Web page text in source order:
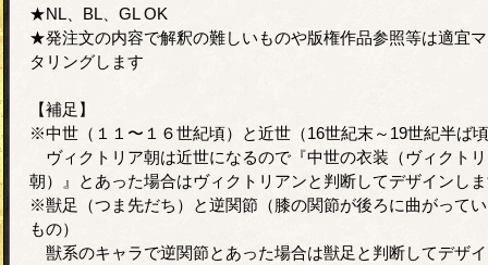
★NL、BL、GL OK
★発注文の内容で解釈の難しいものや版権作品参照等は適宜
タリングします
【補足】
※中世（１１〜１６世紀頃）と近世（16世紀末～19世紀半ば
ヴィクトリア朝は近世になるので『中世の衣装（ヴィクト
朝）』とあった場合はヴィクトリアンと判断してデザインし
※獣足（つま先だち）と逆関節（膝の関節が後ろに曲がって
もの）
獣系のキャラで逆関節とあった場合は獣足と判断してデザ